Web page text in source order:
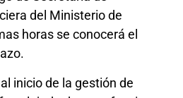
del Ministerio de
horas se conocerá el
inicio de la gestión de